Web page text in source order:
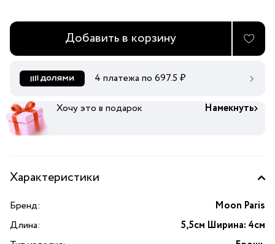
Добавить в корзину
4 платежа по 697.5 ₽
Хочу это в подарок Намекнуть
Характеристики
Бренд:
Moon Paris
Длина:
5,5см Ширина: 4см